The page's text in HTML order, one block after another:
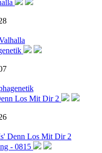
Denn Los Mit Dir 2